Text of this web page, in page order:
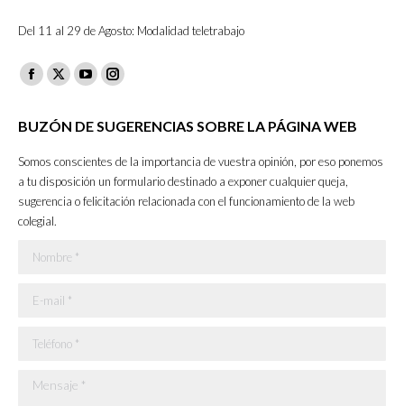
Del 11 al 29 de Agosto: Modalidad teletrabajo
Facebook
opens
new
window
X
opens
new
window
YouTube
opens
new
window
Instagram
opens
in
new
window
BUZÓN DE SUGERENCIAS SOBRE LA PÁGINA WEB
Somos conscientes de la importancia de vuestra opinión, por eso ponemos
a tu disposición un formulario destinado a exponer cualquier queja,
sugerencia o felicitación relacionada con el funcionamiento de la web
colegial.
Nombre *
E-mail *
Teléfono *
Mensaje *